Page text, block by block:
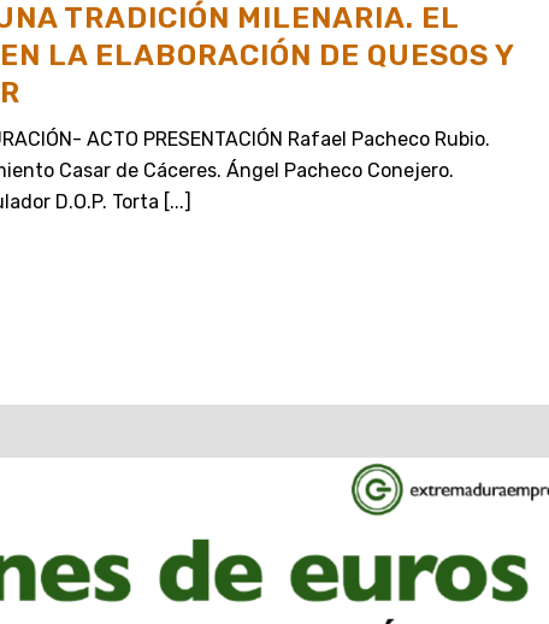
TRADICIÓN MILENARIA. EL
LA ELABORACIÓN DE QUESOS Y
ACTO PRESENTACIÓN Rafael Pacheco Rubio.
Casar de Cáceres. Ángel Pacheco Conejero.
D.O.P. Torta [...]